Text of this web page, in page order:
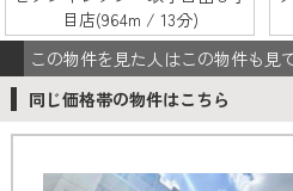
目店(964m / 13分)
この物件を見た人はこの物件も見
同じ価格帯の物件はこちら